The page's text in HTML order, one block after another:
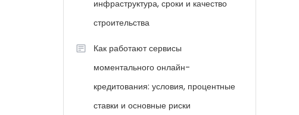
инфраструктура, сроки и качество
строительства
Как работают сервисы
моментального онлайн-
кредитования: условия, процентные
ставки и основные риски